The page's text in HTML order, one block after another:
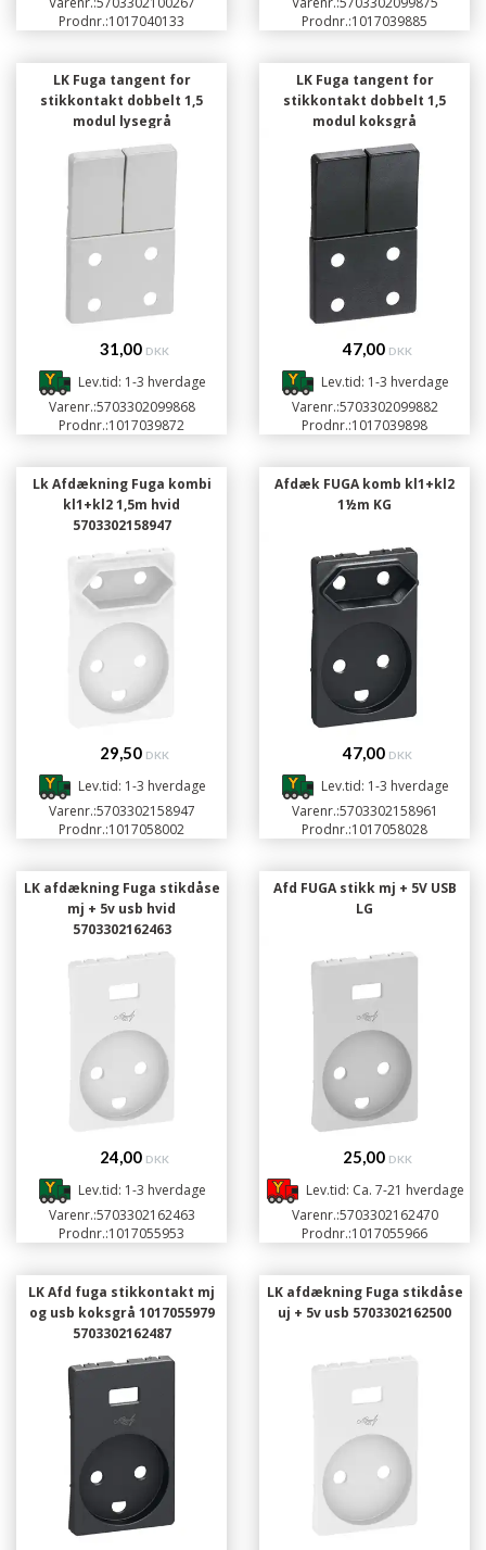
Prodnr.:1017040133
Prodnr.:1017039885
LK Fuga tangent for
stikkontakt dobbelt 1,5
modul lysegrå
31,00 DKK
Lev.tid: 1-3 hverdage
Varenr.:5703302099868
Prodnr.:1017039872
LK Fuga tangent for
stikkontakt dobbelt 1,5
modul koksgrå
47,00 DKK
Lev.tid: 1-3 hverdage
Varenr.:5703302099882
Prodnr.:1017039898
Lk Afdækning Fuga kombi
kl1+kl2 1,5m hvid
5703302158947
29,50 DKK
Lev.tid: 1-3 hverdage
Varenr.:5703302158947
Prodnr.:1017058002
Afdæk FUGA komb kl1+kl2
1½m KG
47,00 DKK
Lev.tid: 1-3 hverdage
Varenr.:5703302158961
Prodnr.:1017058028
LK afdækning Fuga stikdåse
mj + 5v usb hvid
5703302162463
24,00 DKK
Lev.tid: 1-3 hverdage
Varenr.:5703302162463
Prodnr.:1017055953
Afd FUGA stikk mj + 5V USB
LG
25,00 DKK
Lev.tid: Ca. 7-21 hverdage
Varenr.:5703302162470
Prodnr.:1017055966
LK Afd fuga stikkontakt mj
og usb koksgrå 1017055979
5703302162487
LK afdækning Fuga stikdåse
uj + 5v usb 5703302162500